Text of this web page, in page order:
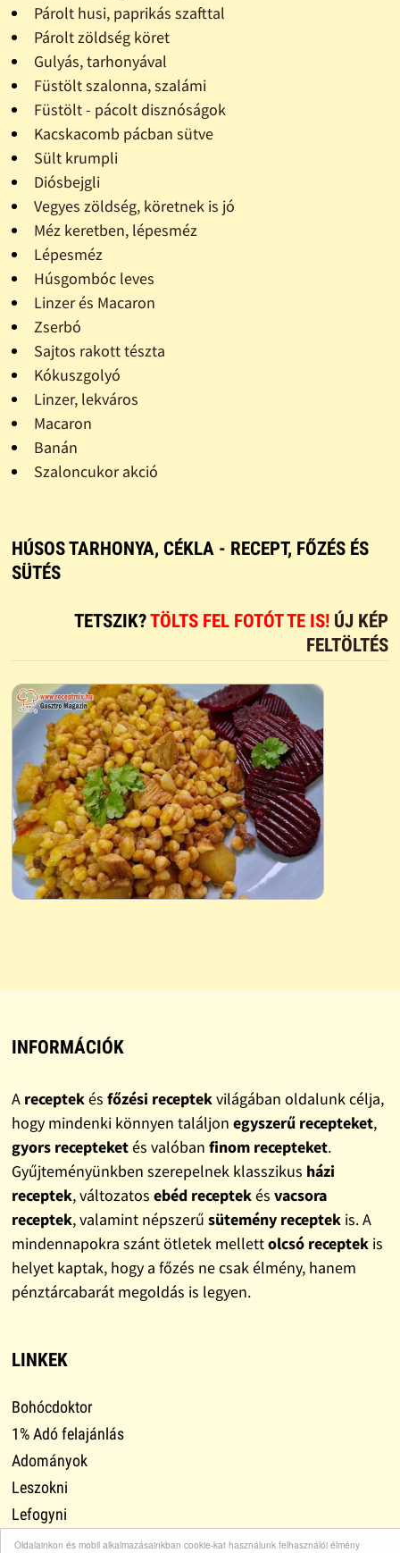
Oldalainkon és mobil alkalmazásainkban cookie-kat használunk felhasználói élmény
Párolt husi, paprikás szafttal
Párolt zöldség köret
Gulyás, tarhonyával
Füstölt szalonna, szalámi
Füstölt - pácolt disznóságok
Kacskacomb pácban sütve
Sült krumpli
Diósbejgli
Vegyes zöldség, köretnek is jó
Méz keretben, lépesméz
Lépesméz
Húsgombóc leves
Linzer és Macaron
Zserbó
Sajtos rakott tészta
Kókuszgolyó
Linzer, lekváros
Macaron
Banán
Szaloncukor akció
HÚSOS TARHONYA, CÉKLA - RECEPT, FŐZÉS ÉS
SÜTÉS
TETSZIK?TÖLTS FEL FOTÓT TE IS! ÚJ KÉP
FELTÖLTÉS
INFORMÁCIÓK
A receptekés főzési receptekvilágában oldalunk célja,
hogy mindenki könnyen találjon egyszerű recepteket,
gyors recepteketés valóban finom recepteket.
Gyűjteményünkben szerepelnek klasszikus házi
receptek, változatos ebéd receptekés vacsora
receptek, valamint népszerű sütemény receptekis. A
mindennapokra szánt ötletek mellettolcsó receptekis
helyet kaptak, hogy a főzés ne csak élmény, hanem
pénztárcabarát megoldás is legyen.
LINKEK
Bohócdoktor
1% Adó felajánlás
Adományok
Leszokni
Lefogyni
Mátrix 1%